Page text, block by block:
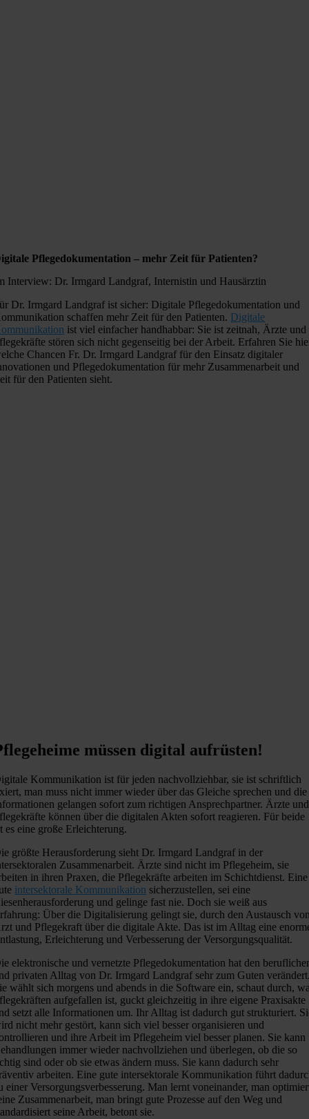
Pflegedokumentation – mehr Zeit für Patienten?
Interview: Dr. Irmgard Landgraf, Internistin und Hausärztin
Dr. Irmgard Landgraf ist sicher: Digitale Pflegedokumentation und
schaffen mehr Zeit für den Patienten. Digitale
ist viel einfacher handhabbar: Sie ist zeitnah, Ärzte und
stören sich nicht gegenseitig bei der Arbeit. Erfahren Sie
Chancen Fr. Dr. Irmgard Landgraf für den Einsatz digitaler
und Pflegedokumentation für mehr Zusammenarbeit und
für den Patienten sieht.
müssen digital aufrüsten!
Kommunikation ist für jeden nachvollziehbar, sie ist schriftlich
man muss nicht immer wieder über das Gleiche sprechen und die
gelangen sofort zum richtigen Ansprechpartner. Ärzte und
können über die digitalen Akten sofort reagieren. Für beide
es eine große Erleichterung.
größte Herausforderung sieht Dr. Irmgard Landgraf in der
Zusammenarbeit. Ärzte sind nicht im Pflegeheim, sie
in ihren Praxen, die Pflegekräfte arbeiten im Schichtdienst. Eine
intersektorale Kommunikation sicherzustellen, sei eine
und gelinge fast nie. Doch sie weiß aus
Über die Digitalisierung gelingt sie, durch den Austausch
und Pflegekraft über die digitale Akte. Das ist im Alltag eine
Erleichterung und Verbesserung der Versorgungsqualität.
elektronische und vernetzte Pflegedokumentation hat den
privaten Alltag von Dr. Irmgard Landgraf sehr zum Guten
wählt sich morgens und abends in die Software ein, schaut durch,
aufgefallen ist, guckt gleichzeitig in ihre eigene Praxisakte
setzt alle Informationen um. Ihr Alltag ist dadurch gut strukturiert.
nicht mehr gestört, kann sich viel besser organisieren und
und ihre Arbeit im Pflegeheim viel besser planen. Sie kann
immer wieder nachvollziehen und überlegen, ob die so
sind oder ob sie etwas ändern muss. Sie kann dadurch sehr
arbeiten. Eine gute intersektorale Kommunikation führt
einer Versorgungsverbesserung. Man lernt voneinander, man
Zusammenarbeit, man bringt gute Prozesse auf den Weg und
seine Arbeit, betont sie.